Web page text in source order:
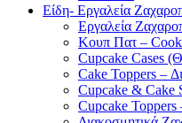
Είδη- Εργαλεία
Εργαλεία
Κουπ Πατ –
Cupcake Cases
Cake Toppers –
Cupcake & Cake
Cupcake